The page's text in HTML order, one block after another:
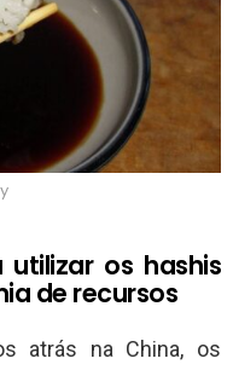
os hashis
de recursos
atrás na China, os